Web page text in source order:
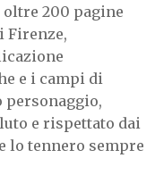
oltre 200 pagine
Firenze,
e i campi di
e rispettato dai
lo tennero sempre